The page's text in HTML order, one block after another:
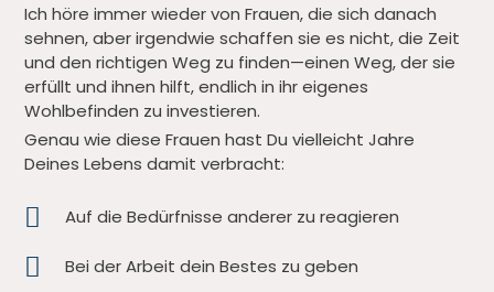
Ich höre immer wieder von Frauen, die sich danach
sehnen, aber irgendwie schaffen sie es nicht, die Zeit
und den richtigen Weg zu finden—einen Weg, der sie
erfüllt und ihnen hilft, endlich in ihr eigenes
Wohlbefinden zu investieren.
Genau wie diese Frauen hast Du vielleicht Jahre
Deines Lebens damit verbracht:
Auf die Bedürfnisse anderer zu reagieren
Bei der Arbeit dein Bestes zu geben